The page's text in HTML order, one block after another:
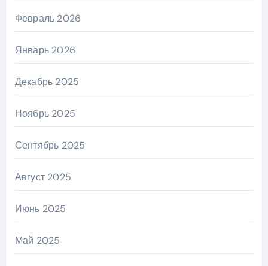
Февраль 2026
Январь 2026
Декабрь 2025
Ноябрь 2025
Сентябрь 2025
Август 2025
Июнь 2025
Май 2025